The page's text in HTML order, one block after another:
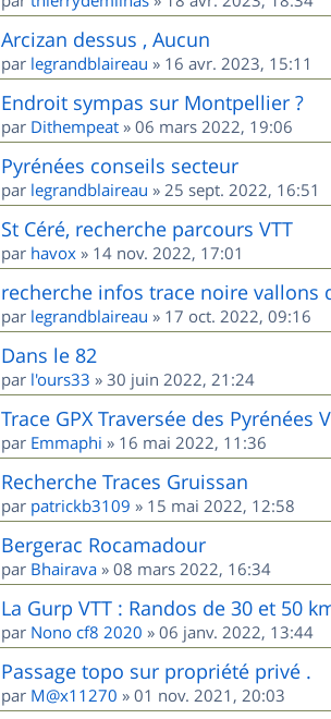
Arcizan dessus , Aucun
par legrandblaireau » 16 avr. 2023, 15:11
Endroit sympas sur Montpellier ?
par Dithempeat » 06 mars 2022, 19:06
Pyrénées conseils secteur
par legrandblaireau » 25 sept. 2022, 16:51
St Céré, recherche parcours VTT
par havox » 14 nov. 2022, 17:01
recherche infos trace noire vallons
par legrandblaireau » 17 oct. 2022, 09:16
Dans le 82
par l'ours33 » 30 juin 2022, 21:24
Trace GPX Traversée des Pyrénées
par Emmaphi » 16 mai 2022, 11:36
Recherche Traces Gruissan
par patrickb3109 » 15 mai 2022, 12:58
Bergerac Rocamadour
par Bhairava » 08 mars 2022, 16:34
La Gurp VTT : Randos de 30 et 50
par Nono cf8 2020 » 06 janv. 2022, 13:44
Passage topo sur propriété privé .
par M@x11270 » 01 nov. 2021, 20:03